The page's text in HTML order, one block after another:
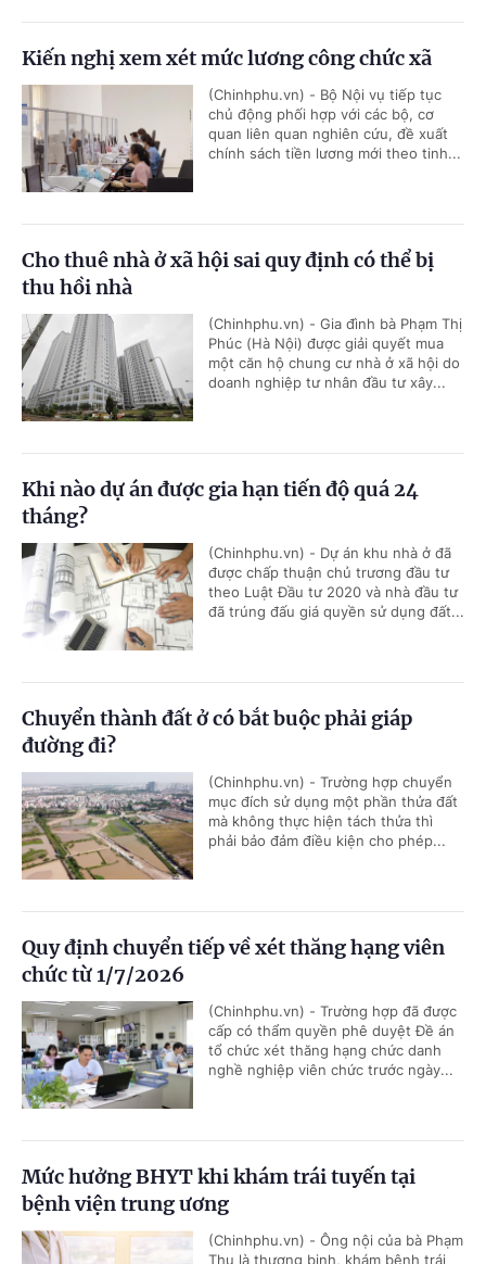
Kiến nghị xem xét mức lương công chức xã
(Chinhphu.vn) - Bộ Nội vụ tiếp tục
chủ động phối hợp với các bộ, cơ
quan liên quan nghiên cứu, đề xuất
chính sách tiền lương mới theo tinh...
Cho thuê nhà ở xã hội sai quy định có thể bị
thu hồi nhà
(Chinhphu.vn) - Gia đình bà Phạm Thị
Phúc (Hà Nội) được giải quyết mua
một căn hộ chung cư nhà ở xã hội do
doanh nghiệp tư nhân đầu tư xây...
Khi nào dự án được gia hạn tiến độ quá 24
tháng?
(Chinhphu.vn) - Dự án khu nhà ở đã
được chấp thuận chủ trương đầu tư
theo Luật Đầu tư 2020 và nhà đầu tư
đã trúng đấu giá quyền sử dụng đất...
Chuyển thành đất ở có bắt buộc phải giáp
đường đi?
(Chinhphu.vn) - Trường hợp chuyển
mục đích sử dụng một phần thửa đất
mà không thực hiện tách thửa thì
phải bảo đảm điều kiện cho phép...
Quy định chuyển tiếp về xét thăng hạng viên
chức từ 1/7/2026
(Chinhphu.vn) - Trường hợp đã được
cấp có thẩm quyền phê duyệt Đề án
tổ chức xét thăng hạng chức danh
nghề nghiệp viên chức trước ngày...
Mức hưởng BHYT khi khám trái tuyến tại
bệnh viện trung ương
(Chinhphu.vn) - Ông nội của bà Phạm
Thu là thương binh, khám bệnh trái